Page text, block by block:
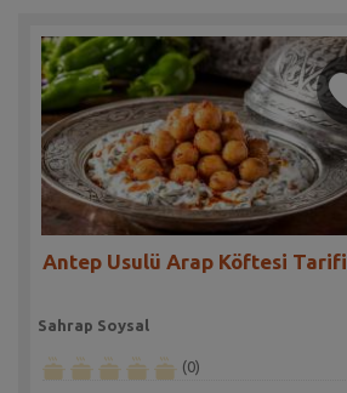
Antep Usulü Arap Köftesi Tarifi
Sahrap Soysal
(0)